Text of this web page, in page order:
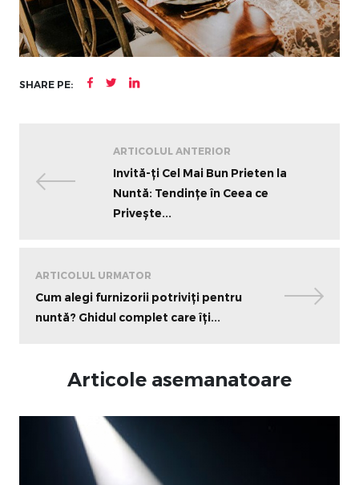
SHARE PE:
ARTICOLUL ANTERIOR
Invită-ți Cel Mai Bun Prieten la
Nuntă: Tendințe în Ceea ce
Privește...
ARTICOLUL URMATOR
Cum alegi furnizorii potriviți pentru
nuntă? Ghidul complet care îți...
Articole asemanatoare